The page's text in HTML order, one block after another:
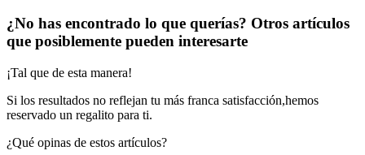
¿No has encontrado lo que querías? Otros artículos
que posiblemente pueden interesarte
¡Tal que de esta manera!
Si los resultados no reflejan tu más franca satisfacción,hemos
reservado un regalito para ti.
¿Qué opinas de estos artículos?